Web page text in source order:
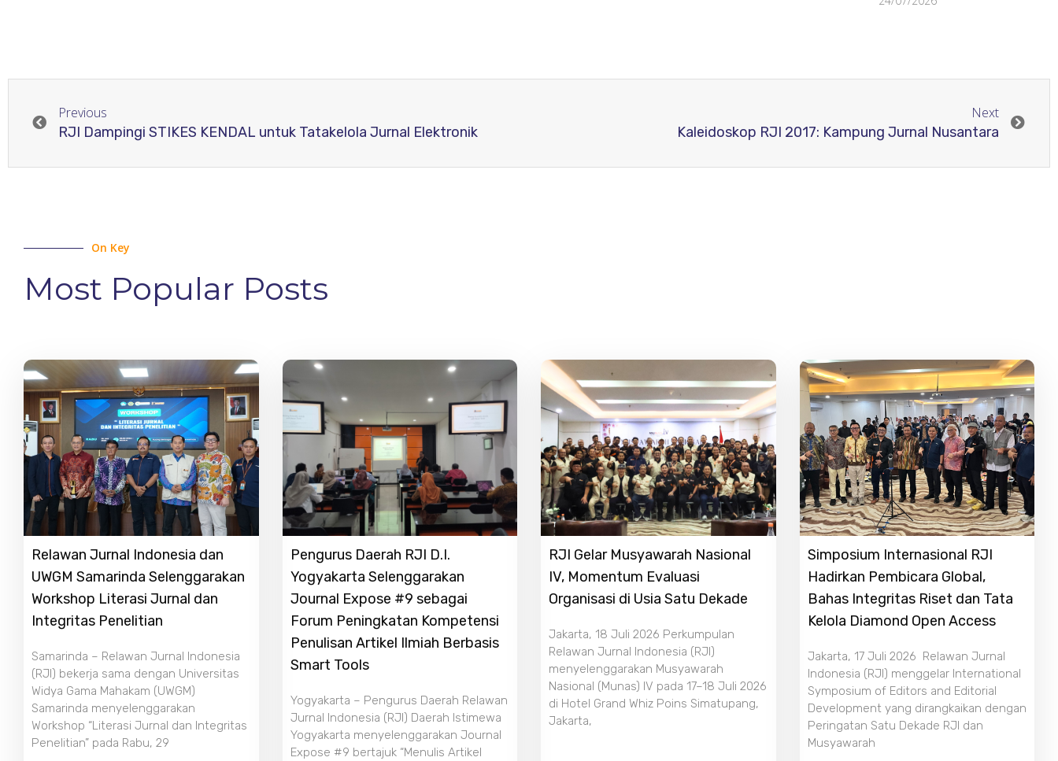
Previous
RJI Dampingi STIKES KENDAL untuk Tatakelola Jurnal Elektronik
Next
Kaleidoskop RJI 2017: Kampung Jurnal Nusantara
On Key
Most Popular Posts
Relawan Jurnal Indonesia dan
UWGM Samarinda Selenggarakan
Workshop Literasi Jurnal dan
Integritas Penelitian
Samarinda – Relawan Jurnal Indonesia
(RJI) bekerja sama dengan Universitas
Widya Gama Mahakam (UWGM)
Samarinda menyelenggarakan
Workshop “Literasi Jurnal dan Integritas
Penelitian” pada Rabu, 29
Pengurus Daerah RJI D.I.
Yogyakarta Selenggarakan
Journal Expose #9 sebagai
Forum Peningkatan Kompetensi
Penulisan Artikel Ilmiah Berbasis
Smart Tools
Yogyakarta – Pengurus Daerah Relawan
Jurnal Indonesia (RJI) Daerah Istimewa
Yogyakarta menyelenggarakan Journal
Expose #9 bertajuk “Menulis Artikel
RJI Gelar Musyawarah Nasional
IV, Momentum Evaluasi
Organisasi di Usia Satu Dekade
Jakarta, 18 Juli 2026 Perkumpulan
Relawan Jurnal Indonesia (RJI)
menyelenggarakan Musyawarah
Nasional (Munas) IV pada 17–18 Juli 2026
di Hotel Grand Whiz Poins Simatupang,
Jakarta,
Simposium Internasional RJI
Hadirkan Pembicara Global,
Bahas Integritas Riset dan Tata
Kelola Diamond Open Access
Jakarta, 17 Juli 2026 Relawan Jurnal
Indonesia (RJI) menggelar International
Symposium of Editors and Editorial
Development yang dirangkaikan dengan
Peringatan Satu Dekade RJI dan
Musyawarah